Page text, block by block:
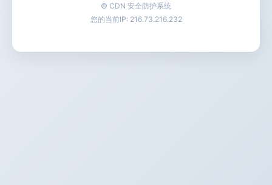
© CDN 安全防护系统
您的当前IP: 216.73.216.232